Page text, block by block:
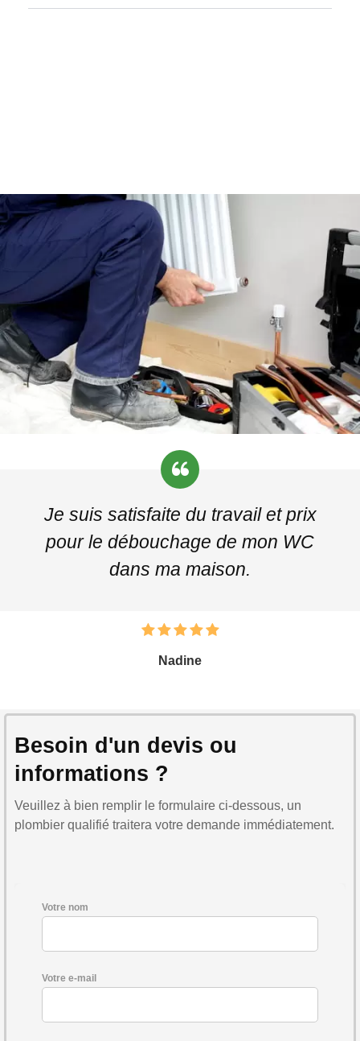
Je suis satisfaite du travail et prix
pour le débouchage de mon WC
dans ma maison.
Nadine
Besoin d'un devis ou
informations ?
Veuillez à bien remplir le formulaire ci-dessous, un
plombier qualifié traitera votre demande immédiatement.
Votre nom
Votre e-mail